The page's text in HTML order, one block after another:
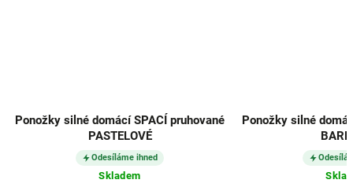
Ponožky silné domácí SPACÍ pruhované
PASTELOVÉ
Odesíláme ihned
Skladem
Ponožky silné